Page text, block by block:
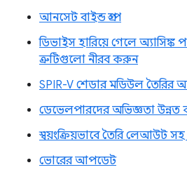
আনসেট বাইন্ড গ্রুপ
ডিভাইস হারিয়ে গেলে অ্যাসিঙ্ক
ত্রুটিগুলো নীরব করুন
SPIR-V শেডার মডিউল তৈরির
ডেভেলপারদের অভিজ্ঞতা উন্নত
স্বয়ংক্রিয়ভাবে তৈরি লেআউট
ভোরের আপডেট